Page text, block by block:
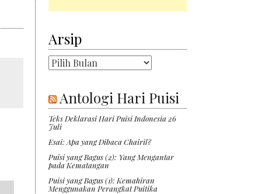
Arsip
Arsip
Antologi Hari Puisi
Teks Deklarasi Hari Puisi Indonesia 26
Juli
Esai: Apa yang Dibaca Chairil?
Puisi yang Bagus (2): Yang Mengantar
pada Kematangan
Puisi yang Bagus (1): Kemahiran
Menggunakan Perangkat Puitika